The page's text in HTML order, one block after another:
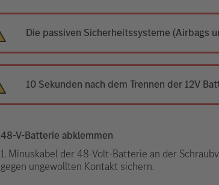
Die passiven Sicherheitssysteme (Airbags
10 Sekunden nach dem Trennen der 12V
48-V-Batterie abklemmen
1. Minuskabel der 48-Volt-Batterie an der
gegen ungewollten Kontakt sichern.